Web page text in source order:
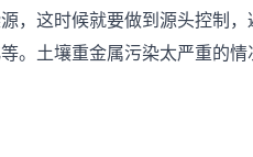
，这时候就要做到源头控制，
。土壤重金属污染太严重的情